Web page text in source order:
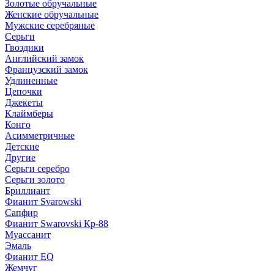
Золотые обручальные
Женские обручальные
Мужские серебряные
Серьги
Гвоздики
Английский замок
Французский замок
Удлиненные
Цепочки
Джекеты
Клаймберы
Конго
Асимметричные
Детские
Другие
Серьги серебро
Серьги золото
Бриллиант
Фианит Svarowski
Сапфир
Фианит Swarovski Кр-88
Муассанит
Эмаль
Фианит EQ
Жемчуг